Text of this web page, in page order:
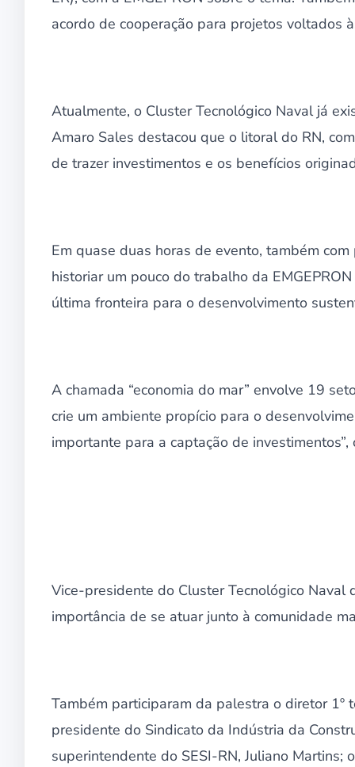
acordo de cooperação para projetos voltados
Atualmente, o Cluster Tecnológico Naval já
Amaro Sales destacou que o litoral do RN,
de trazer investimentos e os benefícios
Em quase duas horas de evento, também
historiar um pouco do trabalho da
última fronteira para o desenvolvimento
A chamada “economia do mar” envolve 19
crie um ambiente propício para o
importante para a captação de investimentos”,
Vice-presidente do Cluster Tecnológico Naval
importância de se atuar junto à comunidade
Também participaram da palestra o diretor 1º
presidente do Sindicato da Indústria da
superintendente do SESI-RN, Juliano